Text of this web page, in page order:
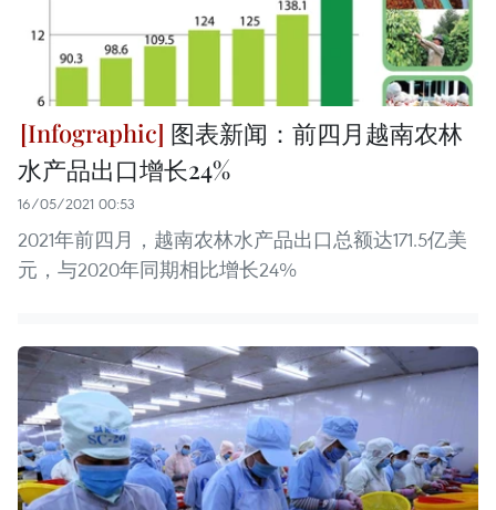
图表新闻：前四月越南农林
水产品出口增长24%
16/05/2021 00:53
2021年前四月，越南农林水产品出口总额达171.5亿美
元，与2020年同期相比增长24%